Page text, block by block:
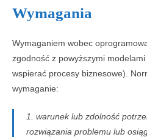
Wymagania
Wymaganiem wobec
zgodność z powyższymi
wspierać procesy biznesowe).
wymaganie:
1. warunek lub zdolność
rozwiązania problemu lub